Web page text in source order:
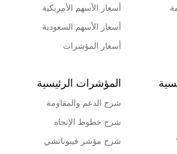
أسعار الأسهم الأمريكية
أسعار الأسهم السعودية
أسعار المؤشرات
المؤشرات الرئيسية
شرح الدعم والمقاومة
شرح خطوط الإتجاه
شرح مؤشر فيبوناتشي